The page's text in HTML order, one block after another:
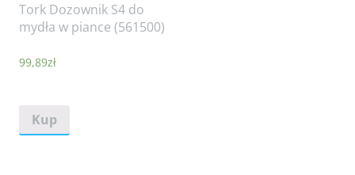
Tork Dozownik S4 do
mydła w piance (561500)
99,89zł
Kup